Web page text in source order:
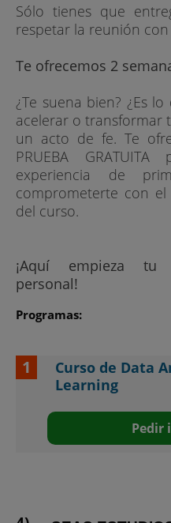
Sólo tienes que
respetar la reunión
Te ofrecemos 2
¿Te suena bien? ¿Es
acelerar o transformar
un acto de fe. Te
PRUEBA
experiencia de
comprometerte con
del curso.
¡Aquí empieza tu
personal!
Programas:
Curso de Data
Learning
Pedir